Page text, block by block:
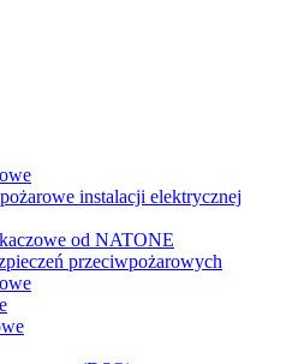
instalacji elektrycznej
od NATONE
przeciwpożarowych